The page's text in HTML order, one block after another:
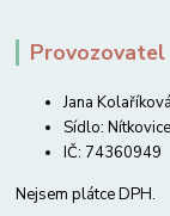
Provozovatel
Jana Kolaříková
Sídlo:
IČ: 74360949
Nejsem plátce DPH.